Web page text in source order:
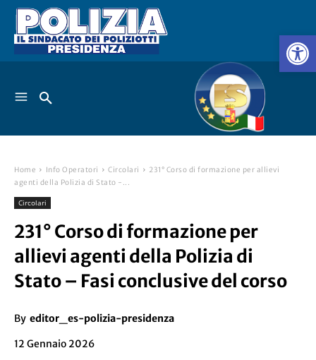
Home Info Operatori Circolari
231° Corso di formazione per allievi
agenti della Polizia di Stato -...
Circolari
231° Corso di formazione per
allievi agenti della Polizia di
Stato – Fasi conclusive del corso
By editor_es-polizia-presidenza
12 Gennaio 2026